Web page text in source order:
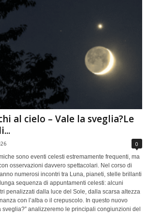
al cielo – Vale la sveglia?Le
0
sono eventi celesti estremamente frequenti, ma
osservazioni davvero spettacolari. Nel corso di
numerosi incontri tra Luna, pianeti, stelle brillanti
sequenza di appuntamenti celesti: alcuni
penalizzati dalla luce del Sole, dalla scarsa altezza
con l’alba o il crepuscolo. In questo nuovo
sveglia?” analizzeremo le principali congiunzioni del